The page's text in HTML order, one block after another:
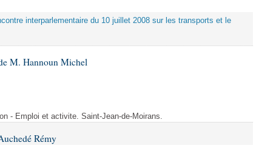
interparlementaire du 10 juillet 2008 sur les transports et le
M. Hannoun Michel
- Emploi et activite. Saint-Jean-de-Moirans.
Rémy